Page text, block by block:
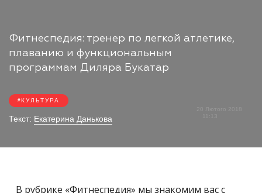
Фитнеспедия: тренер по легкой атлетике,
плаванию и функциональным
программам Диляра Букатар
КУЛЬТУРА
Текст: Екатерина Данькова
20 Лютого 2018
В рубрике «Фитнеспедия» мы знакомим вас с